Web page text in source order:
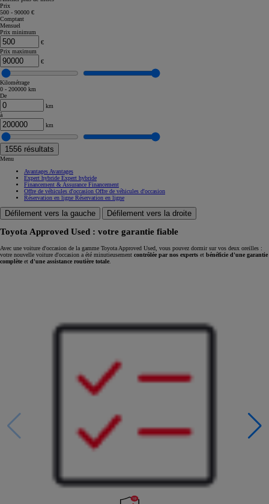
Prix
500 - 90000 €
Comptant
Mensuel
Prix minimum
€
Prix maximum
€
Kilométrage
0 - 200000 km
De
km
à
km
1556 résultats
Menu
Avantages Avantages
Expert hybride Expert hybride
Financement & Assurance Financement
Offre de véhicules d'occasion Offre de véhicules d'occasion
Réservation en ligne Réservation en ligne
Défilement vers la gauche Défilement vers la droite
Toyota Approved Used : votre garantie fiable
Avec une voiture d'occasion de la gamme Toyota Approved Used, vous pouvez dormir sur vos deux oreilles :
votre nouvelle voiture d'occasion a été minutieusement contrôlée par nos experts et bénéficie d'une garantie
complète et d'une assistance routière totale